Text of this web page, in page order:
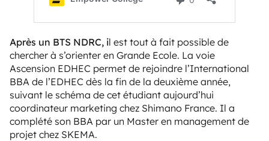
Après un BTS NDRC, il est tout à fait possible de
chercher à s’orienter en Grande Ecole. La voie
Ascension EDHEC permet de rejoindre l’International
BBA de l’EDHEC dès la fin de la deuxième année,
suivant le schéma de cet étudiant aujourd’hui
coordinateur marketing chez Shimano France. Il a
complété son BBA par un Master en management de
projet chez SKEMA.